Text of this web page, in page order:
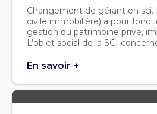
Changement de gérant en sci.
civile immobilière) a pour
gestion du patrimoine privé,
L’objet social de la SCI
En savoir +